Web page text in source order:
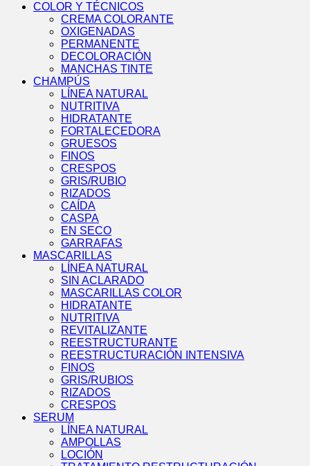
COLOR Y TÉCNICOS
CREMA COLORANTE
OXIGENADAS
PERMANENTE
DECOLORACIÓN
MANCHAS TINTE
CHAMPÚS
LÍNEA NATURAL
NUTRITIVA
HIDRATANTE
FORTALECEDORA
GRUESOS
FINOS
CRESPOS
GRIS/RUBIO
RIZADOS
CAÍDA
CASPA
EN SECO
GARRAFAS
MASCARILLAS
LÍNEA NATURAL
SIN ACLARADO
MASCARILLAS COLOR
HIDRATANTE
NUTRITIVA
REVITALIZANTE
REESTRUCTURANTE
REESTRUCTURACIÓN INTENSIVA
FINOS
GRIS/RUBIOS
RIZADOS
CRESPOS
SERUM
LÍNEA NATURAL
AMPOLLAS
LOCIÓN